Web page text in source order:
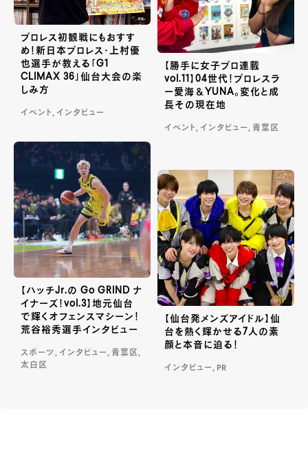
プロレス初観戦にもおすす
め！新日本プロレス・上村優
也選手が教える「G1
CLIMAX 36」仙台大会の楽
しみ方
イベント, インタビュー
【勝手に女子プロ連載
vol.11】04世代！プロレスラ
ー愛海＆YUNA。変化と成
長その現在地
イベント, インタビュー, 青葉区
【ハッチJr.の Go GRIND ナ
イナーズ！vol.3】地元仙台
で輝くオフェンスマシーン！
荒谷裕秀選手インタビュー
スポーツ, インタビュー, 青葉区,
太白区
【仙台発メンズアイドル】仙
台を熱く輝かせる7人の素
顔と本音に迫る！
インタビュー, PR